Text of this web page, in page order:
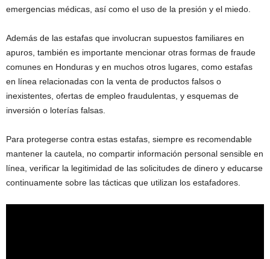
emergencias médicas, así como el uso de la presión y el miedo.
Además de las estafas que involucran supuestos familiares en
apuros, también es importante mencionar otras formas de fraude
comunes en Honduras y en muchos otros lugares, como estafas
en línea relacionadas con la venta de productos falsos o
inexistentes, ofertas de empleo fraudulentas, y esquemas de
inversión o loterías falsas.
Para protegerse contra estas estafas, siempre es recomendable
mantener la cautela, no compartir información personal sensible en
línea, verificar la legitimidad de las solicitudes de dinero y educarse
continuamente sobre las tácticas que utilizan los estafadores.